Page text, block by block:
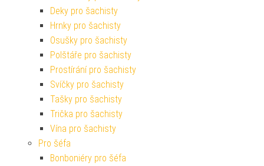
Deky pro šachisty
Hrnky pro šachisty
Osušky pro šachisty
Polštáře pro šachisty
Prostírání pro šachisty
Svíčky pro šachisty
Tašky pro šachisty
Trička pro šachisty
Vína pro šachisty
Pro šéfa
Bonboniéry pro šéfa